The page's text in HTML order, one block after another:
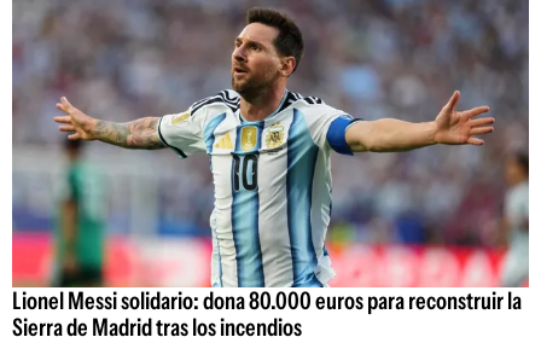
Lionel Messi solidario: dona 80.000 euros para reconstruir la
Sierra de Madrid tras los incendios